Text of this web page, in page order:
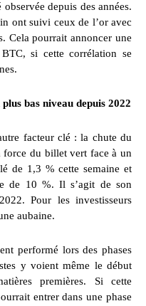
depuis des années.
ont suivi ceux de l’or avec
Cela pourrait annoncer une
si cette corrélation se
bas niveau depuis 2022
facteur clé : la chute du
du billet vert face à un
de 1,3 % cette semaine et
de 10 %. Il s’agit de son
Pour les investisseurs
aubaine.
performé lors des phases
y voient même le début
premières. Si cette
entrer dans une phase